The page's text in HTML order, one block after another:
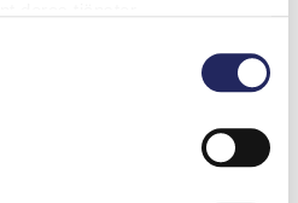
är beroende av dem.
verksamhet i stället